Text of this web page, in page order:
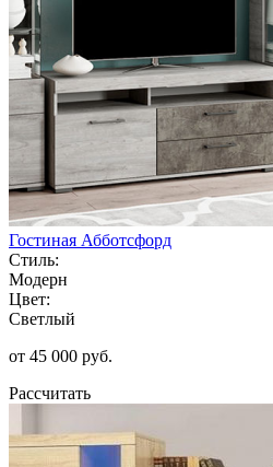
Гостиная Абботсфорд
Стиль:
Модерн
Цвет:
Светлый
от 45 000 руб.
Рассчитать